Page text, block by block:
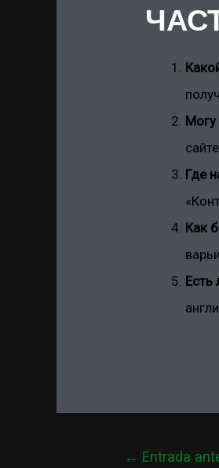
Где
Как
Есть
Navegación
← Entrada